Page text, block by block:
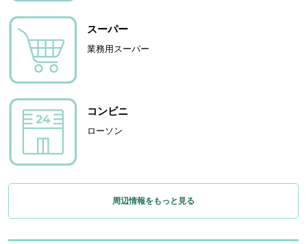
スーパー
業務用スーパー
コンビニ
ローソン
周辺情報をもっと見る